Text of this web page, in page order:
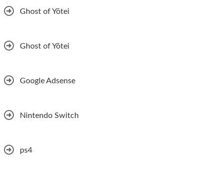
Ghost of Yōtei
Ghost of Yōtei
Google Adsense
Nintendo Switch
ps4